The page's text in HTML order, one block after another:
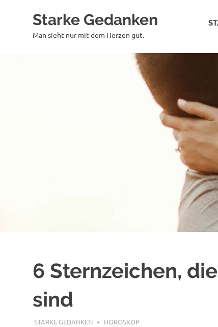
Starke Gedanken
Man sieht nur mit dem Herzen gut.
6 Sternzeichen,
sind
DEZEMBER 12, 2018
STARKE GEDANKEN HOROSKOP